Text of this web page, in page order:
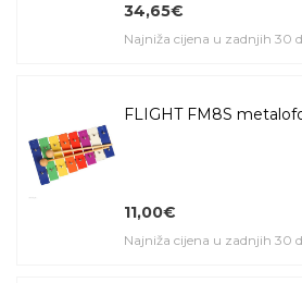
34,65€
Najniža cijena u zadnjih 30
FLIGHT FM8S
11,00€
Najniža cijena u zadnjih 30